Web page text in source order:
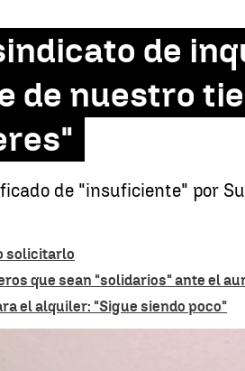
de
de nuestro
de "insuficiente" por
solicitarlo
que sean "solidarios" ante el
el alquiler: "Sigue siendo poco"